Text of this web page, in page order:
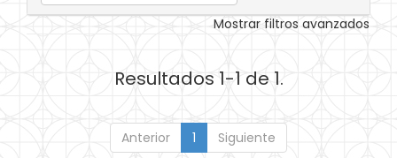
Mostrar filtros avanzados
Resultados 1-1 de 1.
Anterior 1 Siguiente